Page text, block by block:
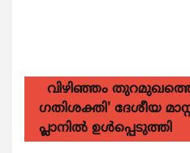
വിഴിഞ്ഞം
ഗതിശക്തി' ദേശീയ
പ്ലാനിൽ ഉൾപ്പെടുത്തി